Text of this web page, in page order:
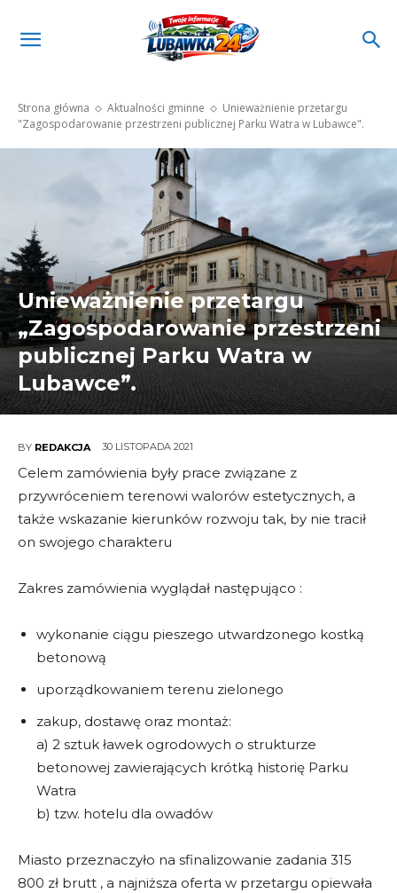
Strona główna Aktualności gminne
Unieważnienie przetargu
"Zagospodarowanie przestrzeni publicznej Parku Watra w Lubawce".
Unieważnienie przetargu
„Zagospodarowanie przestrzeni
publicznej Parku Watra w
Lubawce”.
BY REDAKCJA 30 LISTOPADA 2021
Celem zamówienia były prace związane z
przywróceniem terenowi walorów estetycznych, a
także wskazanie kierunków rozwoju tak, by nie tracił
on swojego charakteru
Zakres zamówienia wyglądał następująco :
wykonanie ciągu pieszego utwardzonego kostką
betonową
uporządkowaniem terenu zielonego
zakup, dostawę oraz montaż:
a) 2 sztuk ławek ogrodowych o strukturze
betonowej zawierających krótką historię Parku
Watra
b) tzw. hotelu dla owadów
Miasto przeznaczyło na sfinalizowanie zadania 315
800 zł brutt , a najniższa oferta w przetargu opiewała